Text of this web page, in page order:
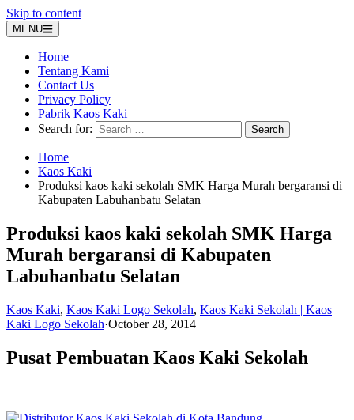
Skip to content
MENU
Home
Tentang Kami
Contact Us
Privacy Policy
Pabrik Kaos Kaki
Search for:
Home
Kaos Kaki
Produksi kaos kaki sekolah SMK Harga Murah bergaransi di
Kabupaten Labuhanbatu Selatan
Produksi kaos kaki sekolah SMK Harga
Murah bergaransi di Kabupaten
Labuhanbatu Selatan
Kaos Kaki, Kaos Kaki Logo Sekolah, Kaos Kaki Sekolah | Kaos
Kaki Logo Sekolah·October 28, 2014
Pusat Pembuatan Kaos Kaki Sekolah